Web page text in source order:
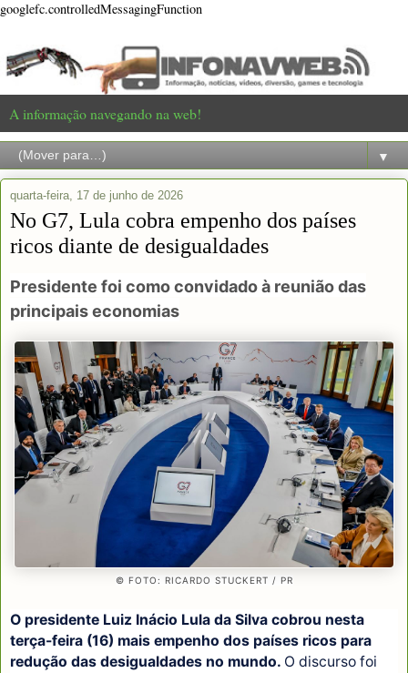
googlefc.controlledMessagingFunction
A informação navegando na web!
▼
quarta-feira, 17 de junho de 2026
No G7, Lula cobra empenho dos países
ricos diante de desigualdades
Presidente foi como convidado à reunião das
principais economias
© FOTO: RICARDO STUCKERT / PR
O presidente Luiz Inácio Lula da Silva cobrou nesta
terça-feira (16) mais empenho dos países ricos para
redução das desigualdades no mundo. O discurso foi